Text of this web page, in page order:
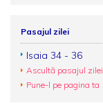
Pasajul zilei
Isaia 34 - 36
Ascultă pasajul zilei
Pune-l pe pagina ta